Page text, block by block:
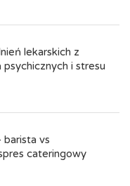
lekarskich z
i stresu
barista vs
cateringowy